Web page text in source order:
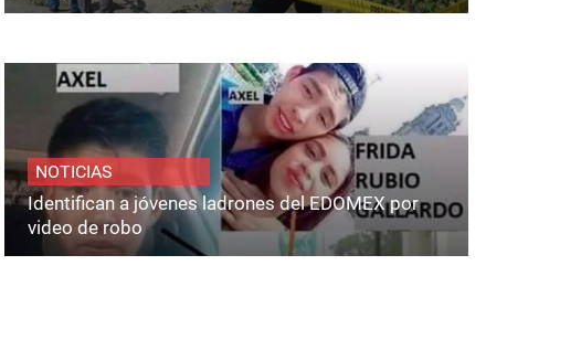
NOTICIAS
Identifican a jóvenes ladrones del EDOMEX por
video de robo